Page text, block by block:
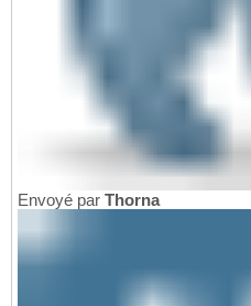
Envoyé par Thorna